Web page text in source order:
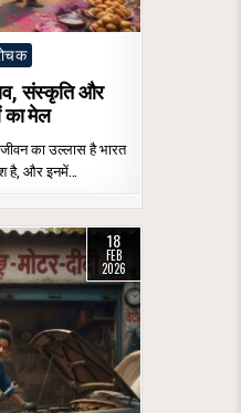
संस्कृति और
मेल
जीवन का उल्लास है भारत
है, और इनमें…
18
FEB
2026